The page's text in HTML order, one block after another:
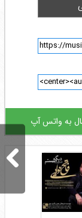
به واتس آپ